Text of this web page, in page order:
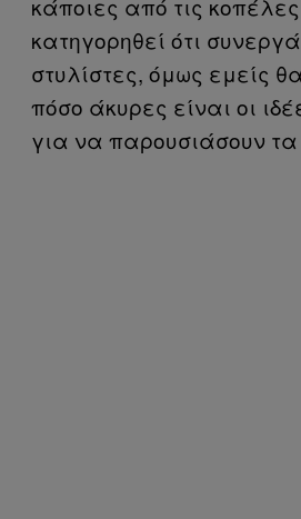
κατηγορηθεί ότι
στυλίστες, όμως εμείς
πόσο άκυρες είναι οι
για να παρουσιάσουν τα